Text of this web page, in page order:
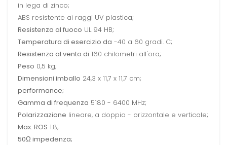
in lega di zinco;
ABS resistente ai raggi UV plastica;
Resistenza al fuoco UL 94 HB;
Temperatura di esercizio da -40 a 60 gradi. C;
Resistenza al vento di 160 chilometri all'ora;
Peso 0,5 kg;
Dimensioni imballo 24,3 x 11,7 x 11,7 cm;
performance;
Gamma di frequenza 5180 - 6400 MHz;
Polarizzazione lineare, a doppio - orizzontale e verticale;
Max. ROS 1.8;
50Ω impedenza;